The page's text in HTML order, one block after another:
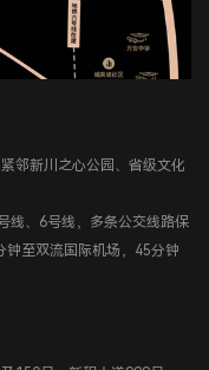
邻新川之心公园、省级文化
线、6号线，多条公交线路保
钟至双流国际机场，45分钟